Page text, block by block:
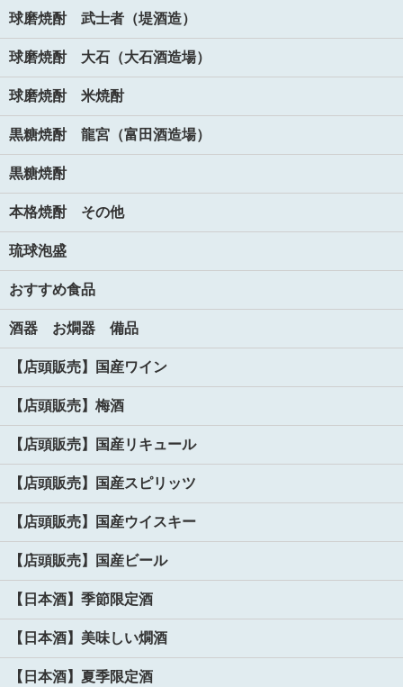
球磨焼酎 武士者（堤酒造）
球磨焼酎 大石（大石酒造場）
球磨焼酎 米焼酎
黒糖焼酎 龍宮（富田酒造場）
黒糖焼酎
本格焼酎 その他
琉球泡盛
おすすめ食品
酒器 お燗器 備品
【店頭販売】国産ワイン
【店頭販売】梅酒
【店頭販売】国産リキュール
【店頭販売】国産スピリッツ
【店頭販売】国産ウイスキー
【店頭販売】国産ビール
【日本酒】季節限定酒
【日本酒】美味しい燗酒
【日本酒】夏季限定酒